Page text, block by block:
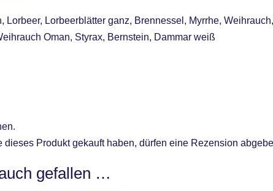
Lorbeer, Lorbeerblätter ganz, Brennessel, Myrrhe,
Oman, Styrax, Bernstein, Dammar weiß
dieses Produkt gekauft haben, dürfen eine Rezension
gefallen …